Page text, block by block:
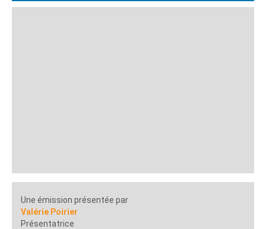
Une émission présentée par
Valérie Poirier
Présentatrice